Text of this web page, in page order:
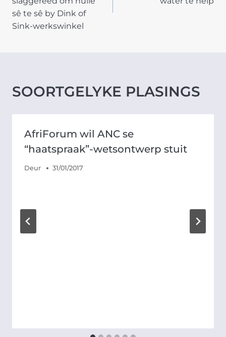
sê te sê by Dink of
Sink-werkswinkel
SOORTGELYKE PLASINGS
AfriForum wil ANC se
“haatspraak”-wetsontwerp stuit
Deur 31/01/2017